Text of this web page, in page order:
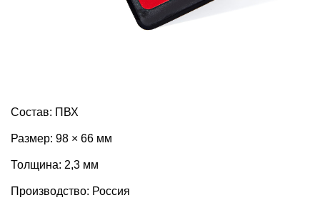
Состав: ПВХ
Размер: 98 × 66 мм
Толщина: 2,3 мм
Производство: Россия